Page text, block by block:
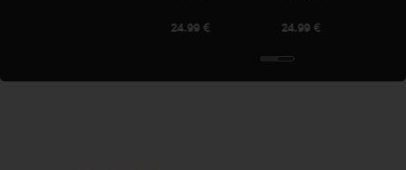
24.99 € 24.99 €